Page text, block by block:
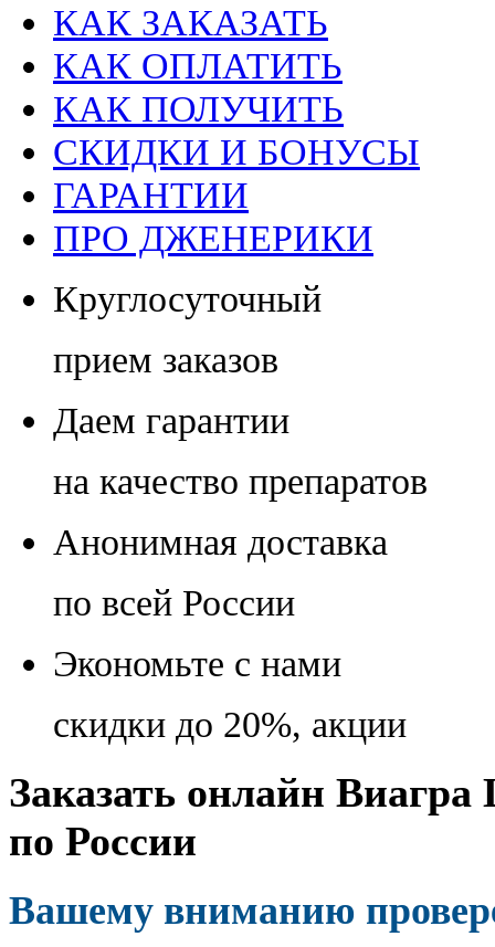
КАК ЗАКАЗАТЬ
КАК ОПЛАТИТЬ
КАК ПОЛУЧИТЬ
СКИДКИ И БОНУСЫ
ГАРАНТИИ
ПРО ДЖЕНЕРИКИ
Круглосуточный
прием заказов
Даем гарантии
на качество препаратов
Анонимная доставка
по всей России
Экономьте с нами
скидки до 20%, акции
Заказать онлайн
по России
Вашему вниманию